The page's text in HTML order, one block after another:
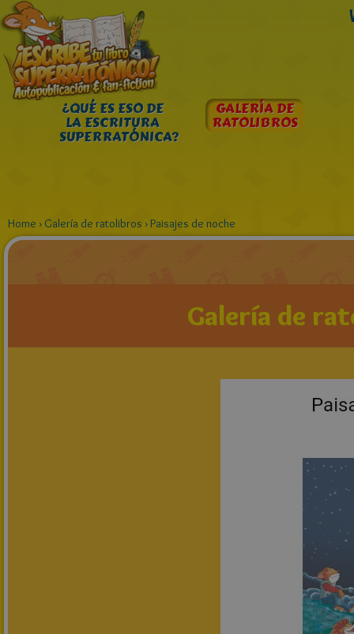
¿QUÉ ES ESO DE
LA ESCRITURA
SUPERRATÓNICA?
GALERÍA DE
RATOLIBROS
Home › Galería de ratolibros ›Paisajes de noche
Galería de